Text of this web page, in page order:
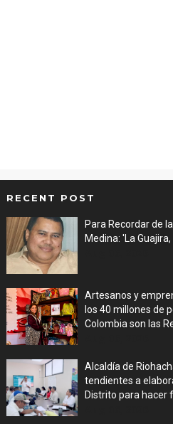
RECENT POST
Para Recordar de
Medina: 'La
Artesanos y
los 40 millones de
Colombia son las
Alcaldía de
tendientes a
Distrito para hacer